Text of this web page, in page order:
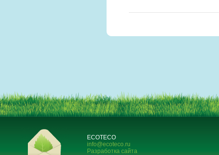
ECOTECO
info@ecoteco.ru
Разработка сайта